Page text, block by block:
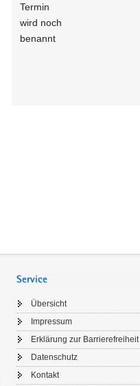
Termin
wird noch
benannt
Service
Übersicht
Impressum
Erklärung zur Barrierefreiheit
Datenschutz
Kontakt